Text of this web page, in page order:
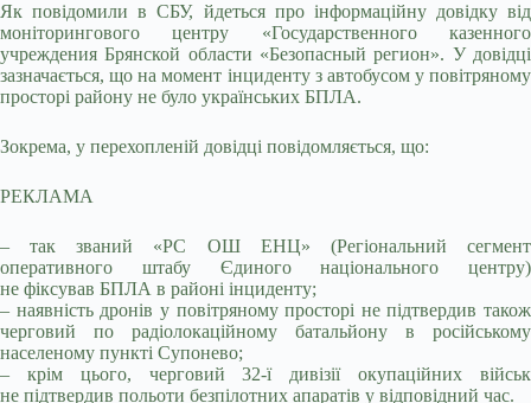
Як повідомили в СБУ, йдеться про інформаційну довідку від
моніторингового центру «Государственного казенного
учреждения Брянской области «Безопасный регион». У довідці
зазначається, що на момент інциденту з автобусом у повітряному
просторі району не було українських БПЛА.
Зокрема, у перехопленій довідці повідомляється, що:
РЕКЛАМА
– так званий «РС ОШ ЕНЦ» (Регіональний сегмент
оперативного штабу Єдиного національного центру)
не фіксував БПЛА в районі інциденту;
– наявність дронів у повітряному просторі не підтвердив також
черговий по радіолокаційному батальйону в російському
населеному пункті Супонево;
– крім цього, черговий 32-ї дивізії окупаційних військ
не підтвердив польоти безпілотних апаратів у відповідний час.